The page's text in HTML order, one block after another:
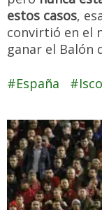
estos casos,
convirtió en el
ganar el Balón
España Isco